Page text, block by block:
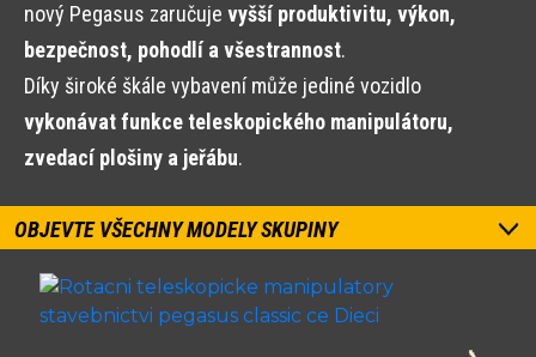
nový Pegasus zaručuje vyšší produktivitu, výkon,
bezpečnost, pohodlí a všestrannost.
Díky široké škále vybavení může jediné vozidlo
vykonávat funkce teleskopického manipulátoru,
zvedací plošiny a jeřábu.
OBJEVTE VŠECHNY MODELY SKUPINY